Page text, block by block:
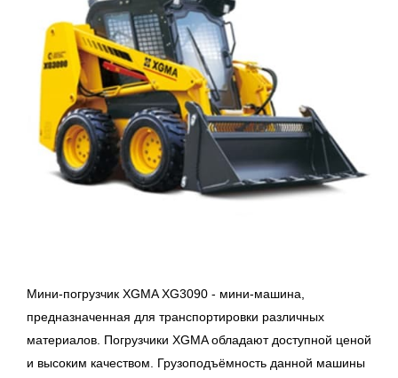
Мини-погрузчик XGMA XG3090 - мини-машина,
предназначенная для транспортировки различных
материалов. Погрузчики XGMA обладают доступной ценой
и высоким качеством. Грузоподъёмность данной машины